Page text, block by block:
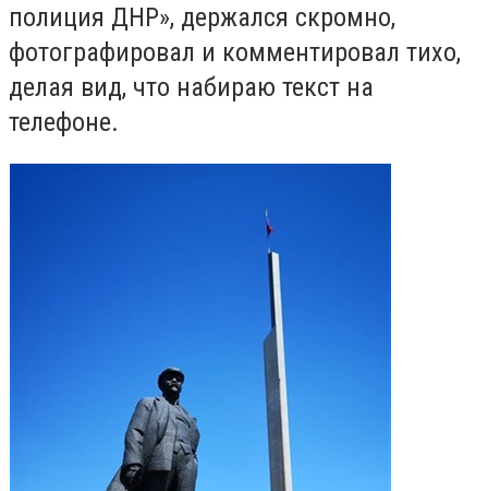
полиция ДНР», держался скромно,
фотографировал и комментировал тихо,
делая вид, что набираю текст на
телефоне.